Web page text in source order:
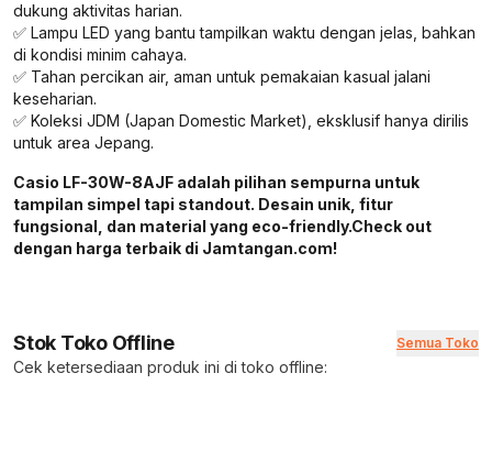
dukung aktivitas harian.
✅ Lampu LED yang bantu tampilkan waktu dengan jelas, bahkan
di kondisi minim cahaya.
✅ Tahan percikan air, aman untuk pemakaian kasual jalani
keseharian.
✅ Koleksi JDM (Japan Domestic Market), eksklusif hanya dirilis
untuk area Jepang.
Casio LF-30W-8AJF adalah pilihan sempurna untuk
tampilan simpel tapi standout. Desain unik, fitur
fungsional, dan material yang eco-friendly.Check out
dengan harga terbaik di Jamtangan.com!
Stok Toko Offline Semua Toko
Cek ketersediaan produk ini di toko offline: